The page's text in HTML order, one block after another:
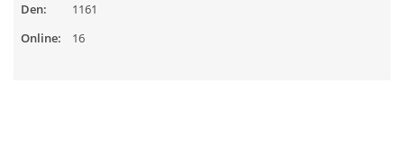
Online: 16
Den:
1161